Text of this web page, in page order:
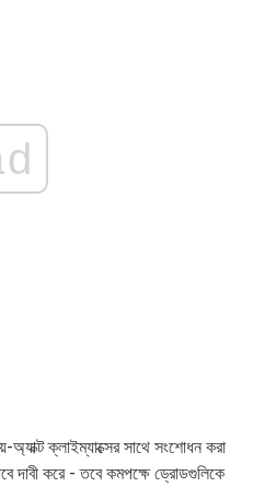
অ্যাক্ট ক্লাইম্যাক্সের সাথে সংশোধন করা
দাবী করে - তবে কমপক্ষে ড্রোডগুলিকে